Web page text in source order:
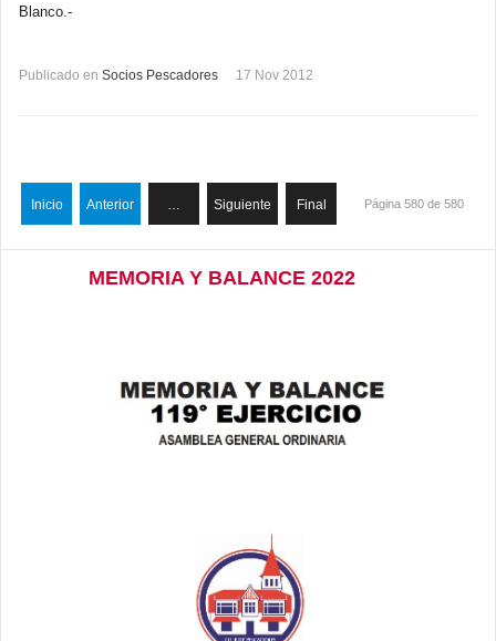
Blanco.-
Publicado en Socios Pescadores 17 Nov 2012
Inicio Anterior … Siguiente Final Página 580 de 580
MEMORIA Y BALANCE 2022